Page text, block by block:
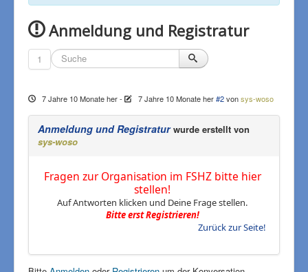
Impressum
Anmeldung und Registratur
1
7 Jahre 10 Monate her- 7 Jahre 10 Monate her #2 vonsys-woso
Anmeldung und Registraturwurde erstellt von
sys-woso
Fragen zur Organisation im FSHZ bitte hier
stellen!
Auf Antworten klicken und Deine Frage stellen.
Bitte erst Registrieren!
Zurück zur Seite!